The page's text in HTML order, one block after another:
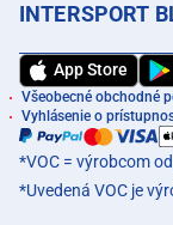
INTERSPORT
App Store
Všeobecné obchodné
Vyhlásenie o
*VOC = výrobcom
*Uvedená VOC je